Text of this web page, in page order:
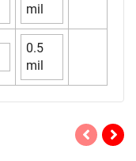
mil
0.5
mil